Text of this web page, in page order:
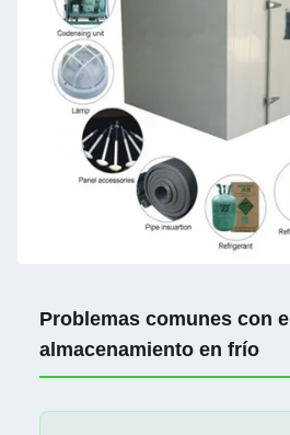
Problemas comunes con el
almacenamiento en frío